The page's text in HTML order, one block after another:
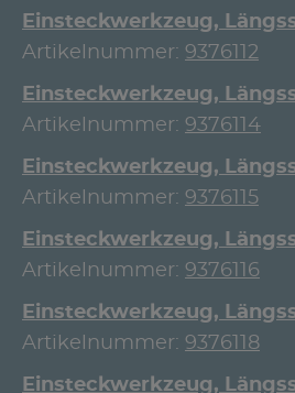
Einsteckwerkzeug,
Artikelnummer: 9376112
Einsteckwerkzeug,
Artikelnummer: 9376114
Einsteckwerkzeug,
Artikelnummer: 9376115
Einsteckwerkzeug,
Artikelnummer: 9376116
Einsteckwerkzeug,
Artikelnummer: 9376118
Einsteckwerkzeug,